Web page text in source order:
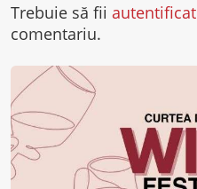
Trebuie să fii autentificat
comentariu.